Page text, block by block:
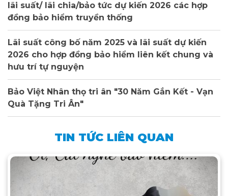
lãi suất/ lãi chia/bảo tức dự kiến 2026 các hợp
đồng bảo hiểm truyền thống
Lãi suất công bố năm 2025 và lãi suất dự kiến
2026 cho hợp đồng bảo hiểm liên kết chung và
hưu trí tự nguyện
Bảo Việt Nhân thọ tri ân "30 Năm Gắn Kết - Vạn
Quà Tặng Tri Ân"
TIN TỨC LIÊN QUAN